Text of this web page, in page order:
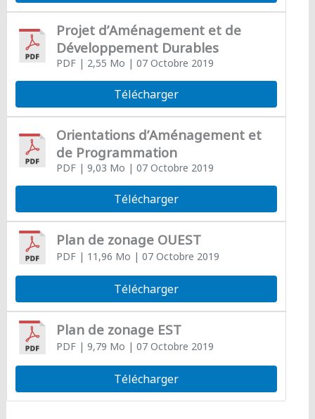
Projet d’Aménagement et de
Développement Durables
PDF| 2,55 Mo | 07 Octobre 2019
Télécharger
Orientations d’Aménagement et
de Programmation
PDF| 9,03 Mo | 07 Octobre 2019
Télécharger
Plan de zonage OUEST
PDF| 11,96 Mo | 07 Octobre 2019
Télécharger
Plan de zonage EST
PDF| 9,79 Mo | 07 Octobre 2019
Télécharger